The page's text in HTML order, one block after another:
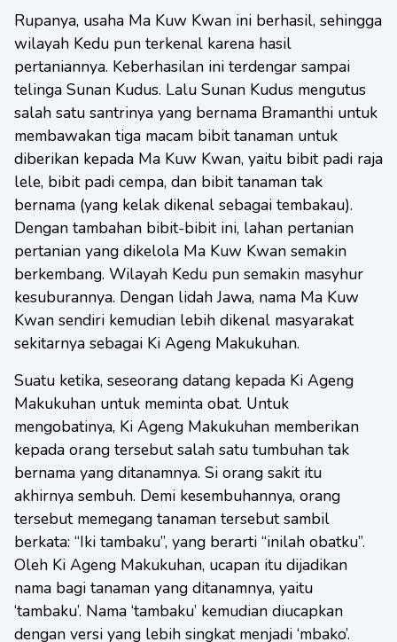
Rupanya, usaha Ma Kuw Kwan ini berhasil, sehingga
wilayah Kedu pun terkenal karena hasil
pertaniannya. Keberhasilan ini terdengar sampai
telinga Sunan Kudus. Lalu Sunan Kudus mengutus
salah satu santrinya yang bernama Bramanthi untuk
membawakan tiga macam bibit tanaman untuk
diberikan kepada Ma Kuw Kwan, yaitu bibit padi raja
lele, bibit padi cempa, dan bibit tanaman tak
bernama (yang kelak dikenal sebagai tembakau).
Dengan tambahan bibit-bibit ini, lahan pertanian
pertanian yang dikelola Ma Kuw Kwan semakin
berkembang. Wilayah Kedu pun semakin masyhur
kesuburannya. Dengan lidah Jawa, nama Ma Kuw
Kwan sendiri kemudian lebih dikenal masyarakat
sekitarnya sebagai Ki Ageng Makukuhan.
Suatu ketika, seseorang datang kepada Ki Ageng
Makukuhan untuk meminta obat. Untuk
mengobatinya, Ki Ageng Makukuhan memberikan
kepada orang tersebut salah satu tumbuhan tak
bernama yang ditanamnya. Si orang sakit itu
akhirnya sembuh. Demi kesembuhannya, orang
tersebut memegang tanaman tersebut sambil
berkata: “Iki tambaku”, yang berarti “inilah obatku”.
Oleh Ki Ageng Makukuhan, ucapan itu dijadikan
nama bagi tanaman yang ditanamnya, yaitu
‘tambaku’. Nama ‘tambaku’ kemudian diucapkan
dengan versi yang lebih singkat menjadi ‘mbako’.